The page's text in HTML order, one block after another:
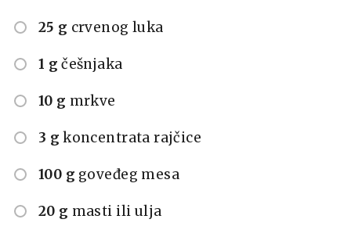
25 g crvenog luka
1 g češnjaka
10 g mrkve
3 g koncentrata rajčice
100 g goveđeg mesa
20 g masti ili ulja